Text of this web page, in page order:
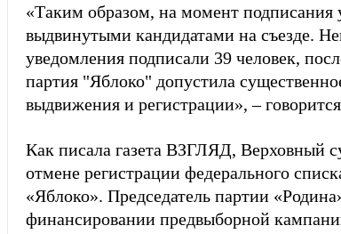
«Таким образом, на момент подписания
выдвинутыми кандидатами на съезде.
уведомления подписали 39 человек,
партия "Яблоко" допустила
выдвижения и регистрации», –
Как писала газета ВЗГЛЯД, Верховный
отмене регистрации федерального
«Яблоко». Председатель партии
финансировании предвыборной